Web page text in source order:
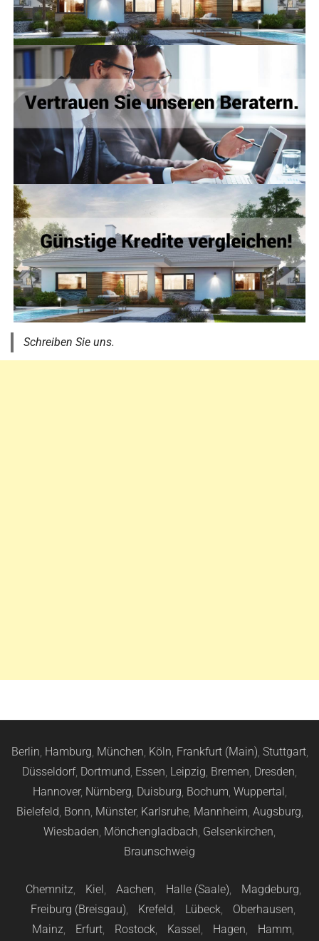
Schreiben Sie uns.
Berlin, Hamburg, München, Köln, Frankfurt (Main), Stuttgart,
Düsseldorf, Dortmund, Essen, Leipzig, Bremen, Dresden,
Hannover, Nürnberg, Duisburg, Bochum, Wuppertal,
Bielefeld, Bonn, Münster, Karlsruhe, Mannheim, Augsburg,
Wiesbaden, Mönchengladbach, Gelsenkirchen,
Braunschweig
Chemnitz, Kiel, Aachen, Halle (Saale), Magdeburg,
Freiburg (Breisgau), Krefeld, Lübeck, Oberhausen,
Mainz, Erfurt, Rostock, Kassel, Hagen, Hamm,